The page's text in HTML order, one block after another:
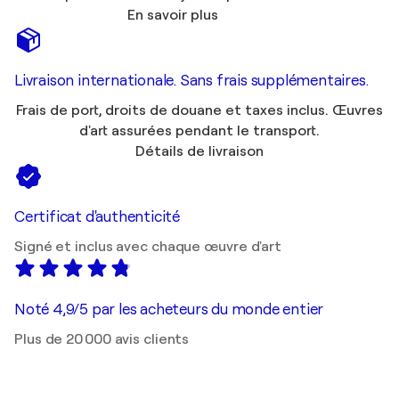
En savoir plus
Livraison internationale. Sans frais supplémentaires.
Frais de port, droits de douane et taxes inclus. Œuvres
d'art assurées pendant le transport.
Détails de livraison
Certificat d'authenticité
Signé et inclus avec chaque œuvre d'art
Noté 4,9/5 par les acheteurs du monde entier
Plus de 20 000 avis clients